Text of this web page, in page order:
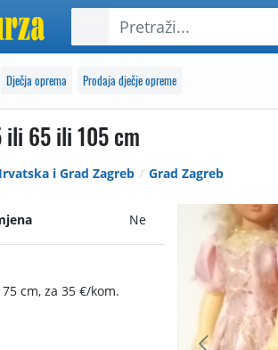
Dječja oprema Prodaja dječje opreme
ili 65 ili 105 cm
i Grad Zagreb Grad Zagreb
Ne
cm, za 35 €/kom.